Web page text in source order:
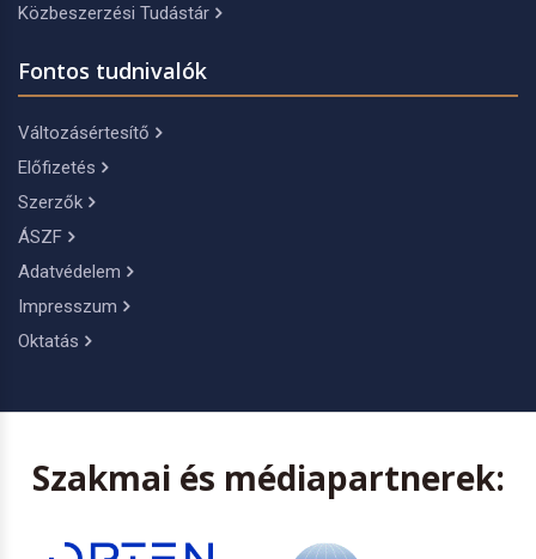
Közbeszerzési Tudástár
Fontos tudnivalók
Változásértesítő
Előfizetés
Szerzők
ÁSZF
Adatvédelem
Impresszum
Oktatás
Szakmai és médiapartnerek: